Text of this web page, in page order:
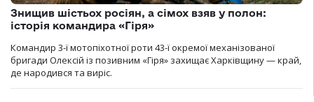
Знищив шістьох росіян, а сімох взяв у полон:
історія командира «Гіря»
Командир 3-ї мотопіхотної роти 43-ї окремої механізованої
бригади Олексій із позивним «Гіря» захищає Харківщину — край,
де народився та виріс.